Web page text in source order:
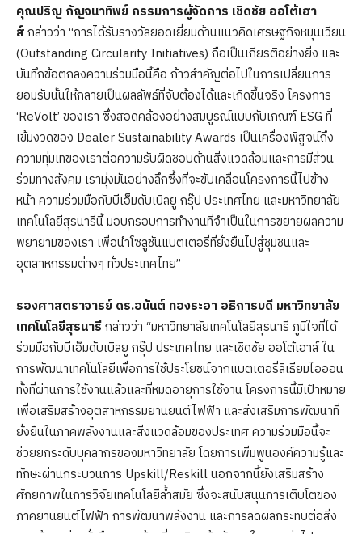
คุณปริญ กัญจนาทิพย์ กรรมการผู้จัดการ เชิดชัย ออโต้เฮา
ส์กล่าวว่า “การได้รับรางวัลยอดเยี่ยมด้านแนวคิดเศรษฐกิจหมุนเวียน
(Outstanding Circularity Initiatives) ถือเป็นเกียรติอย่างยิ่ง และ
บันทึกข้อตกลงความร่วมมือนี้คือ ก้าวสำคัญต่อไปในการเปลี่ยนการ
ยอมรับนั้นให้กลายเป็นผลลัพธ์ที่จับต้องได้และเกิดขึ้นจริง โครงการ
‘ReVolt’ ของเรา ซึ่งสอดคล้องอย่างสมบูรณ์แบบกับเกณฑ์ ESG ที่
เข้มงวดของ Dealer Sustainability Awards เป็นเครื่องพิสูจน์ถึง
ความทุ่มเทของเราต่อความรับผิดชอบด้านสิ่งแวดล้อมและการมีส่วน
ร่วมทางสังคม เรามุ่งมั่นอย่างลึกซึ้งที่จะขับเคลื่อนโครงการนี้ไปข้าง
หน้า ความร่วมมือกับบีเอ็มดับเบิลยู กรุ๊ป ประเทศไทย และมหาวิทยาลัย
เทคโนโลยีสุรนารีนี้ มอบกรอบการทำงานที่จำเป็นในการขยายผลความ
พยายามของเรา เพื่อนำโซลูชันแบตเตอรี่ที่ยั่งยืนไปสู่ชุมชนและ
อุตสาหกรรมต่างๆ ทั่วประเทศไทย”
รองศาสตราจารย์ ดร.อนันต์ ทองระอา อธิการบดี มหาวิทยาลัย
เทคโนโลยีสุรนารีกล่าวว่า “มหาวิทยาลัยเทคโนโลยีสุรนารี ภูมิใจที่ได้
ร่วมมือกับบีเอ็มดับเบิลยู กรุ๊ป ประเทศไทย และเชิดชัย ออโต้เฮาส์ ใน
การพัฒนาเทคโนโลยีเพื่อการใช้ประโยชน์จากแบตเตอรี่ลิเธียมไอออน
ทั้งที่ผ่านการใช้งานแล้วและที่หมดอายุการใช้งาน โครงการนี้มีเป้าหมาย
เพื่อเสริมสร้างอุตสาหกรรมยานยนต์ไฟฟ้า และส่งเสริมการพัฒนาที่
ยั่งยืนในภาคพลังงานและสิ่งแวดล้อมของประเทศ ความร่วมมือนี้จะ
ช่วยยกระดับบุคลากรของมหาวิทยาลัย โดยการเพิ่มพูนองค์ความรู้และ
ทักษะผ่านกระบวนการ Upskill/Reskill นอกจากนี้ยังเสริมสร้าง
ศักยภาพในการวิจัยเทคโนโลยีล้ำสมัย ซึ่งจะสนับสนุนการเติบโตของ
ภาคยานยนต์ไฟฟ้า การพัฒนาพลังงาน และการลดผลกระทบต่อสิ่ง